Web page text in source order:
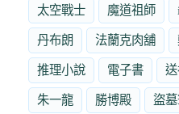
太空戰士 魔道祖師
丹布朗 法蘭克肉舖
推理小說 電子書
朱一龍 勝博殿 盜